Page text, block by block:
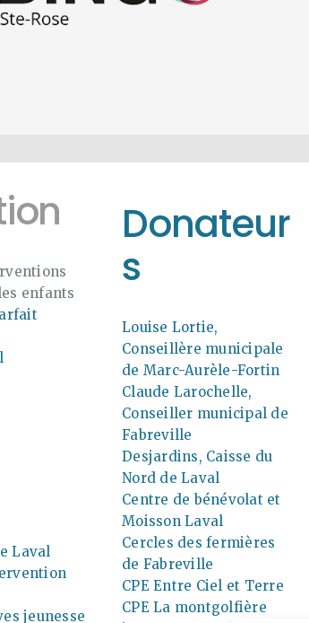
enfants
Laval
jeunesse
Donateur
s
Louise Lortie,
Conseillère municipale
de Marc-Aurèle-Fortin
Claude Larochelle,
Conseiller municipal de
Fabreville
Desjardins, Caisse du
Nord de Laval
Centre de bénévolat et
Moisson Laval
Cercles des fermières
de Fabreville
CPE Entre Ciel et Terre
CPE La montgolfière